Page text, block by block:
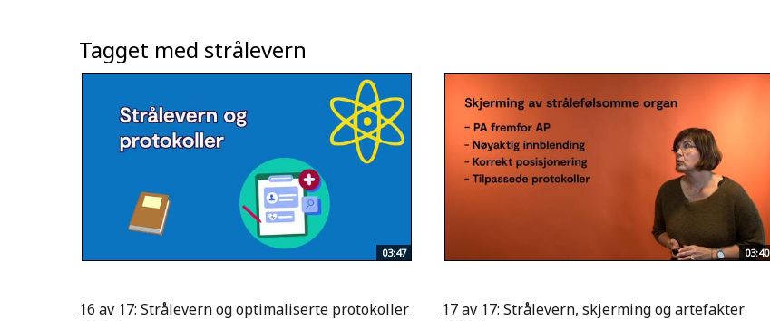
Tagget med strålevern
03:47
16 av 17: Strålevern og optimaliserte protokoller
03:40
17 av 17: Strålevern, skjerming og artefakter